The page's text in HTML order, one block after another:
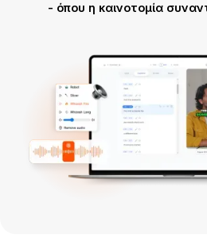
- όπου η καινοτομία